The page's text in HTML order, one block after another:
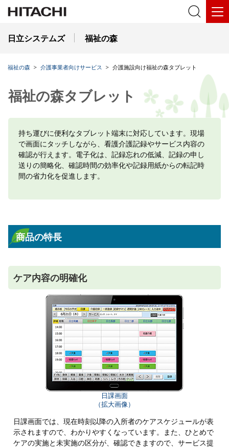
日立システムズ 福祉の森
福祉の森 介護事業者向けサービス 介護施設向け福祉の森タブレット
福祉の森タブレット
持ち運びに便利なタブレット端末に対応しています。現場
で画面にタッチしながら、看護介護記録やサービス内容の
確認が行えます。電子化は、記録忘れの低減、記録の申し
送りの簡略化、確認時間の効率化や記録用紙からの転記時
間の省力化を促進します。
商品の特長
ケア内容の明確化
日課画面
（拡大画像）
日課画面では、現在時刻以降の入所者のケアスケジュールが表
示されますので、わかりやすくなっています。また、ひとめで
ケアの実施と未実施の区分が、確認できますので、サービス提